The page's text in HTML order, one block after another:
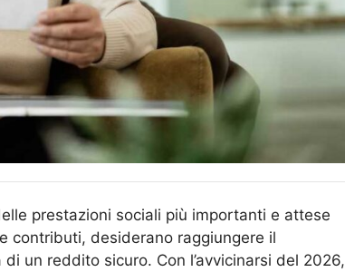
prestazioni sociali più importanti e attese
contributi, desiderano raggiungere il
un reddito sicuro. Con l’avvicinarsi del 2026,